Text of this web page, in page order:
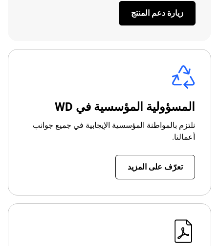
زيارة دعم المنتج
المسؤولية المؤسسية في WD
نلتزم بالمواطنة المؤسسية الإيجابية في جميع جوانب
أعمالنا.
تعرّف على المزيد